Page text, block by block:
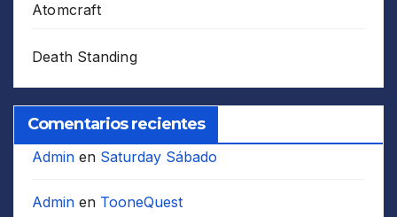
Atomcraft
Death Standing
Comentarios recientes
Admin en Saturday Sábado
Admin en TooneQuest